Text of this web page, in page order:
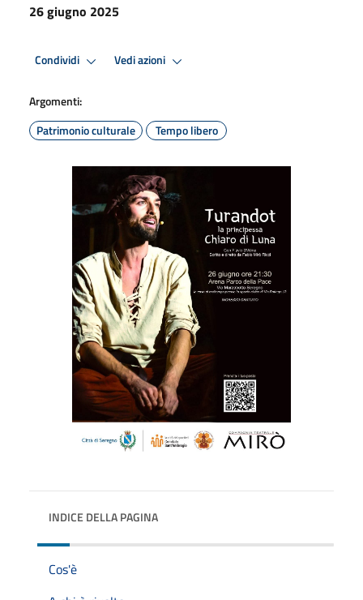
26 giugno 2025
Condividi Vedi azioni
Argomenti:
Patrimonio culturale
Tempo libero
INDICE DELLA PAGINA
Cos'è